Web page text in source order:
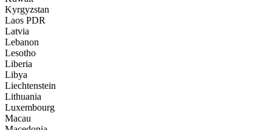
Kyrgyzstan
Laos PDR
Latvia
Lebanon
Lesotho
Liberia
Libya
Liechtenstein
Lithuania
Luxembourg
Macau